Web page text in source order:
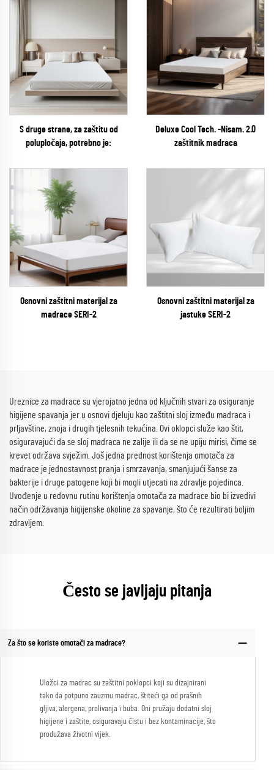
S druge strane, za zaštitu od
polupločaja, potrebno je:
Deluxe Cool Tech. -Nisam. 2.0
zaštitnik madraca
Osnovni zaštitni materijal za
madrace SERI-2
Osnovni zaštitni materijal za
jastuke SERI-2
Ureznice za madrace su vjerojatno jedna od ključnih stvari za osiguranje
higijene spavanja jer u osnovi djeluju kao zaštitni sloj između madraca i
prljavštine, znoja i drugih tjelesnih tekućina. Ovi oklopci služe kao štit,
osiguravajući da se sloj madraca ne zalije ili da se ne upiju mirisi, čime se
krevet održava svježim. Još jedna prednost korištenja omotača za
madrace je jednostavnost pranja i smrzavanja, smanjujući šanse za
bakterije i druge patogene koji bi mogli utjecati na zdravlje pojedinca.
Uvođenje u redovnu rutinu korištenja omotača za madrace bio bi izvedivi
način održavanja higijenske okoline za spavanje, što će rezultirati boljim
zdravljem.
Često se javljaju pitanja
Za što se koriste omotači za madrace?
Uložci za madrac su zaštitni poklopci koji su dizajnirani
tako da potpuno zauzmu madrac, štiteći ga od prašnih
gljiva, alergena, prolivanja i buba. Oni pružaju dodatni sloj
higijene i zaštite, osiguravaju čistu i bez kontaminacije, što
produžava životni vijek.